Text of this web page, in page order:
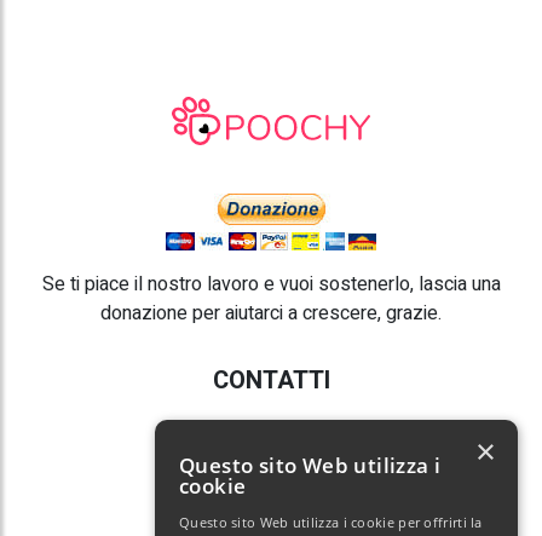
Se ti piace il nostro lavoro e vuoi sostenerlo, lascia una
donazione per aiutarci a crescere, grazie.
CONTATTI
E-mail:info@poochy.it
Questo sito Web utilizza i
cookie
Questo sito Web utilizza i cookie per offrirti la
×